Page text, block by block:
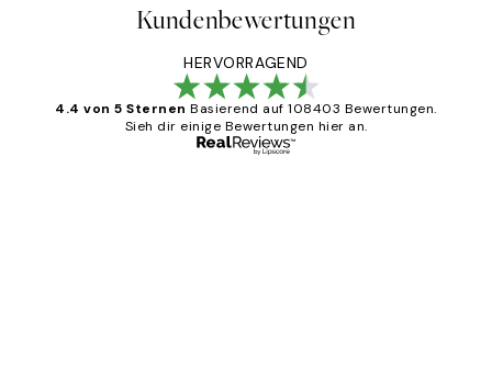
Kundenbewertungen
HERVORRAGEND
4.4 von 5 Sternen Basierend auf 108403 Bewertungen.
Sieh dir einige Bewertungen hier an.